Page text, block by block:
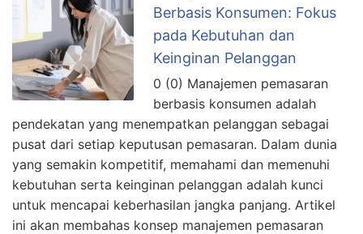
Berbasis Konsumen: Fokus
pada Kebutuhan dan
Keinginan Pelanggan
0 (0) Manajemen pemasaran
berbasis konsumen adalah
pendekatan yang menempatkan pelanggan sebagai
pusat dari setiap keputusan pemasaran. Dalam dunia
yang semakin kompetitif, memahami dan memenuhi
kebutuhan serta keinginan pelanggan adalah kunci
untuk mencapai keberhasilan jangka panjang. Artikel
ini akan membahas konsep manajemen pemasaran